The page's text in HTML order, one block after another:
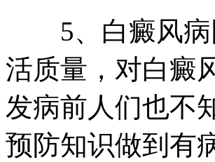
5、白癜风病
活质量，对白癜
发病前人们也不
预防知识做到有